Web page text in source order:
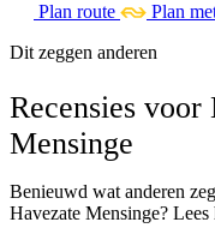
Plan route
Plan
Dit zeggen anderen
Recensies voor
Mensinge
Benieuwd wat anderen
Havezate Mensinge?